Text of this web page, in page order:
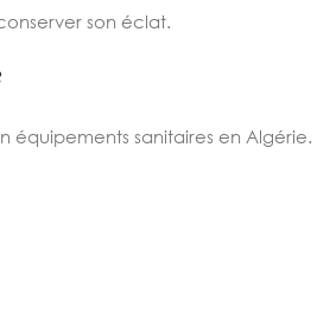
son éclat.
équipements sanitaires en Algérie.